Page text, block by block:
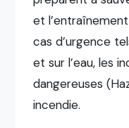
et
cas d’urgence
et sur l’eau, les
dangereuses
incendie.